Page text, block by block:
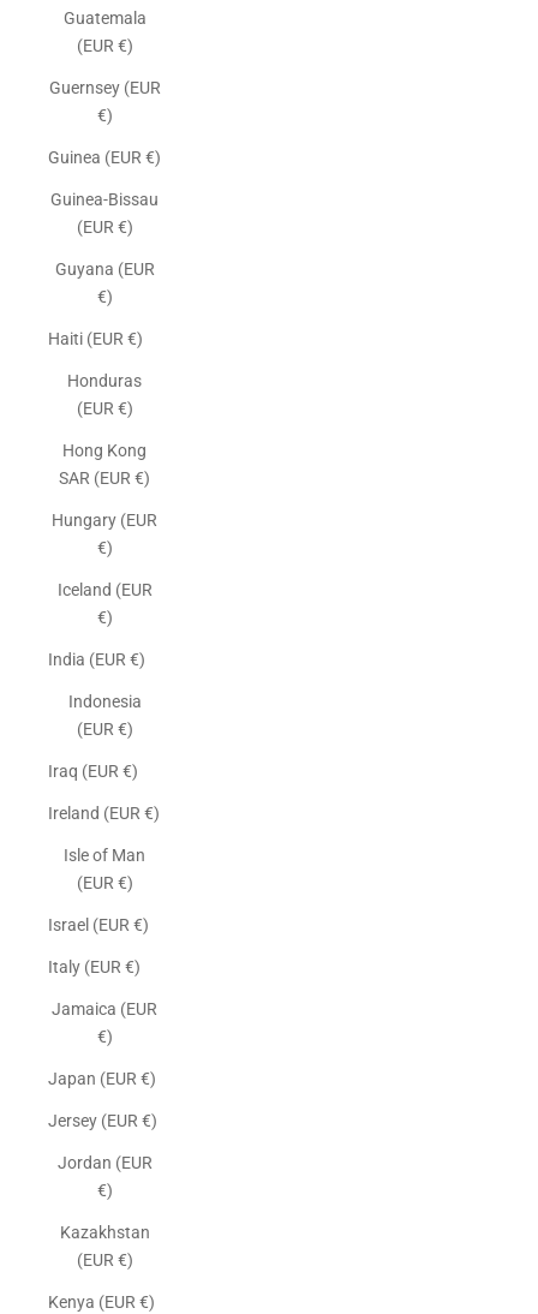
Guatemala
(EUR €)
Guernsey (EUR
€)
Guinea (EUR €)
Guinea-Bissau
(EUR €)
Guyana (EUR
€)
Haiti (EUR €)
Honduras
(EUR €)
Hong Kong
SAR (EUR €)
Hungary (EUR
€)
Iceland (EUR
€)
India (EUR €)
Indonesia
(EUR €)
Iraq (EUR €)
Ireland (EUR €)
Isle of Man
(EUR €)
Israel (EUR €)
Italy (EUR €)
Jamaica (EUR
€)
Japan (EUR €)
Jersey (EUR €)
Jordan (EUR
€)
Kazakhstan
(EUR €)
Kenya (EUR €)